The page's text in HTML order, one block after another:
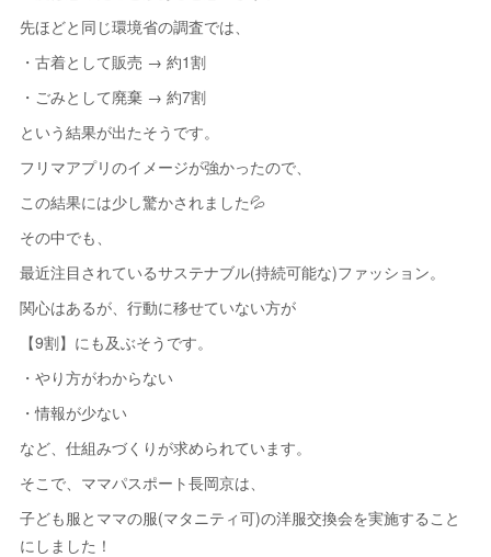
先ほどと同じ環境省の調査では、
・古着として販売 → 約1割
・ごみとして廃棄 → 約7割
という結果が出たそうです。
フリマアプリのイメージが強かったので、
この結果には少し驚かされました💦
その中でも、
最近注目されているサステナブル(持続可能な)ファッション。
関心はあるが、行動に移せていない方が
【9割】にも及ぶそうです。
・やり方がわからない
・情報が少ない
など、仕組みづくりが求められています。
そこで、ママパスポート長岡京は、
子ども服とママの服(マタニティ可)の洋服交換会を実施すること
にしました！